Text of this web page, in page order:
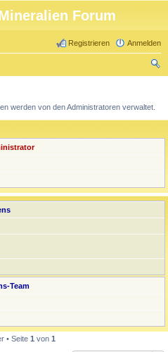
Forum
Anmelden
Registrieren
werden von den Administratoren verwaltet.
Team
• Seite 1 von 1